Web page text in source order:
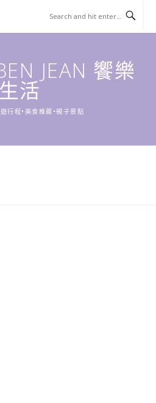
JEAN 饗樂
生活
行程•美食推薦•親子景點